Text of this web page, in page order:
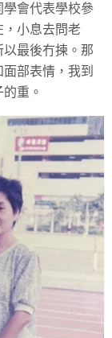
會代表學校參
小息去問老
最後冇揀。那
部表情，我到
重。